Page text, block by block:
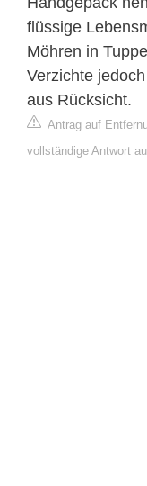
flüssige
Möhren in
Verzichte
aus Rücksicht.
Antrag auf
vollständige Antwort